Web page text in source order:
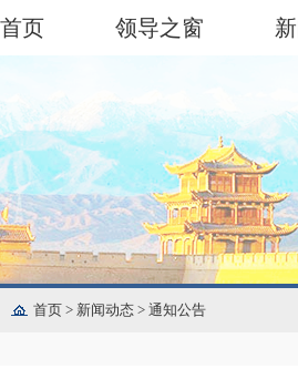
首页 领导之窗
首页 > 新闻动态 > 通知公告